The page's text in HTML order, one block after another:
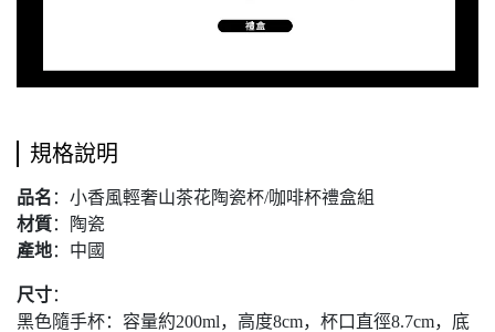
規格說明
品名 ：小香風輕奢山茶花陶瓷杯/咖啡杯禮盒組
材質：陶瓷
產地：中國
尺寸：
黑色隨手杯：容量約200ml，高度8cm，杯口直徑8.7cm，底